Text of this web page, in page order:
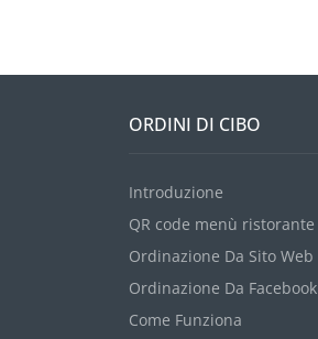
ORDINI DI CIBO
Introduzione
QR code menù ristorante
Ordinazione Da Sito Web
Ordinazione Da Facebook
Come Funziona